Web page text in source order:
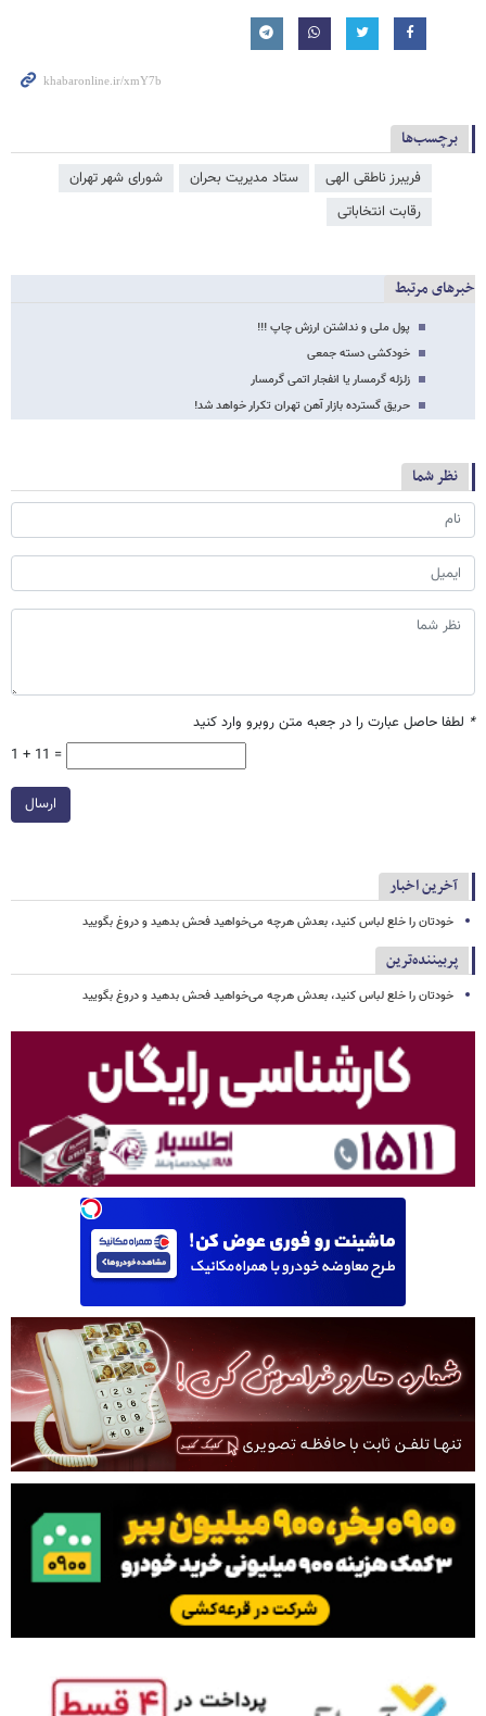
برچسب‌ها
فریبرز ناطقی الهی ستاد مدیریت بحران
شورای شهر تهران
رقابت انتخاباتی
خبرهای مرتبط
پول ملی و نداشتن ارزش چاپ !!!
خودکشی دسته جمعی
زلزله گرمسار یا انفجار اتمی گرمسار
حریق گسترده بازار آهن تهران تکرار خواهد شد!
نظر شما
* لطفا حاصل عبارت را در جعبه متن روبرو وارد کنید
1 + 11 =
ارسال
آخرین اخبار
خودتان را خلع لباس کنید، بعدش هرچه می‌خواهید فحش بدهید و دروغ بگویید
پربیننده‌ترین
خودتان را خلع لباس کنید، بعدش هرچه می‌خواهید فحش بدهید و دروغ بگویید